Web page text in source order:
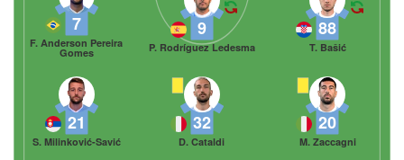
21
S. Milinković-Savić
32
D. Cataldi
20
M. Zaccagni
7
F. Anderson Pereira
Gomes
9
P. Rodríguez Ledesma
88
T. Bašić